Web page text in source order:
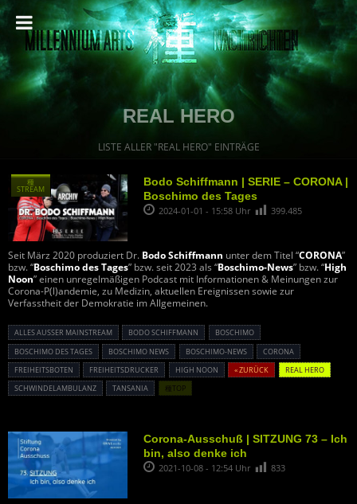
REAL HERO
LISTE ALLER "REAL HERO" EINTRÄGE
Bodo Schiffmann | SERIE – CORONA |
Boschimo des Tages
2024-01-01 - 15:58 Uhr 399.485
Seit März 2020 produziert Dr. Bodo Schiffmann unter dem Titel “CORONA”
bzw. “Boschimo des Tages” bzw. seit 2023 als “Boschimo-News” bzw. “High
Noon” einen unregelmäßigen Podcast mit Informationen & Meinungen zur
Corona-P(l)andemie, zu Medizin, aktuellen Ereignissen sowie zur
Verfasstheit der Demokratie im Allgemeinen.
ALLES AUSSER MAINSTREAM BODO SCHIFFMANN
BOSCHIMO
BOSCHIMO DES TAGES
BOSCHIMO NEWS BOSCHIMO-NEWS
CORONA
FREIHEITSBOTEN
FREIHEITSDRUCKER HIGH NOON « ZURÜCK
REAL HERO
SCHWINDELAMBULANZ
TANSANIA
種
STREAM
種TOP
Corona-Ausschuß | SITZUNG 73 – Ich
bin, also denke ich
2021-10-08 - 12:54 Uhr 833